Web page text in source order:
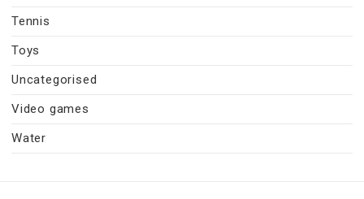
Tennis
Toys
Uncategorised
Video games
Water